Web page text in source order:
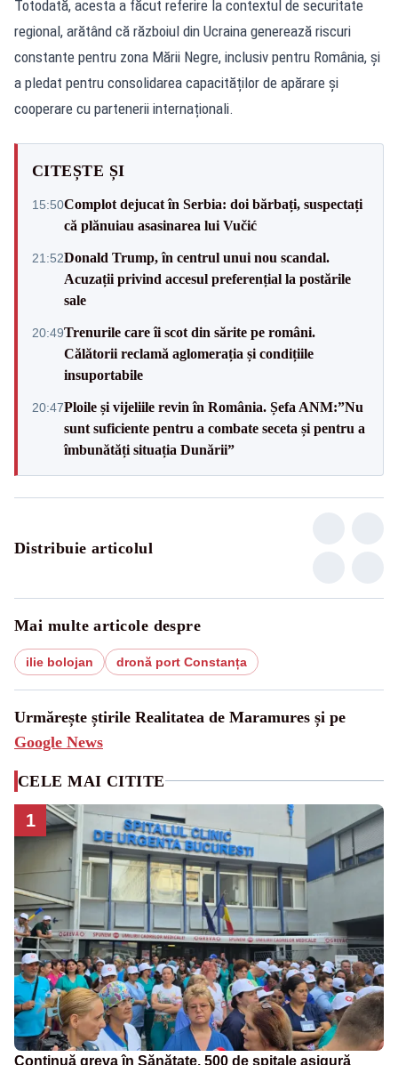
Totodată, acesta a făcut referire la contextul de securitate
regional, arătând că războiul din Ucraina generează riscuri
constante pentru zona Mării Negre, inclusiv pentru România, și
a pledat pentru consolidarea capacităților de apărare și
cooperare cu partenerii internaționali.
CITEȘTE ȘI
15:50Complot dejucat în Serbia: doi bărbați, suspectați
că plănuiau asasinarea lui Vučić
21:52Donald Trump, în centrul unui nou scandal.
Acuzații privind accesul preferențial la postările
sale
20:49Trenurile care îi scot din sărite pe români.
Călătorii reclamă aglomerația și condițiile
insuportabile
20:47Ploile și vijeliile revin în România. Șefa ANM:”Nu
sunt suficiente pentru a combate seceta și pentru a
îmbunătăți situația Dunării”
Distribuie articolul
Mai multe articole despre
ilie bolojan dronă port Constanța
Urmărește știrile Realitatea de Maramures și pe
Google News
CELE MAI CITITE
1
Continuă greva în Sănătate. 500 de spitale asigură